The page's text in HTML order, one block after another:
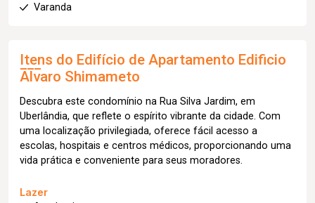
Varanda
Itens do Edifício de Apartamento Edificio
Alvaro Shimameto
Descubra este condomínio na Rua Silva Jardim, em
Uberlândia, que reflete o espírito vibrante da cidade. Com
uma localização privilegiada, oferece fácil acesso a
escolas, hospitais e centros médicos, proporcionando uma
vida prática e conveniente para seus moradores.
Lazer